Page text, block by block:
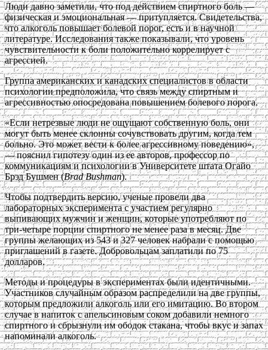
Люди давно заметили, что под действием спиртного боль —
физическая и эмоциональная — притупляется. Свидетельства,
что алкоголь повышает болевой порог, есть и в научной
литературе. Исследования также показывали, что уровень
чувствительности к боли положительно коррелирует с
агрессией.
Группа американских и канадских специалистов в области
психологии предположила, что связь между спиртным и
агрессивностью опосредована повышением болевого порога.
«Если нетрезвые люди не ощущают собственную боль, они
могут быть менее склонны сочувствовать другим, когда тем
больно. Это может вести к более агрессивному поведению»,
— пояснил гипотезу один из ее авторов, профессор по
коммуникациям и психологии в Университете штата Огайо
Брэд Бушмен (Brad Bushman).
Чтобы подтвердить версию, ученые провели два
лабораторных эксперимента с участием регулярно
выпивающих мужчин и женщин, которые употребляют по
три-четыре порции спиртного не менее раза в месяц. Две
группы желающих из 543 и 327 человек набрали с помощью
приглашений в газете. Добровольцам заплатили по 75
долларов.
Методы и процедуры в экспериментах были идентичными.
Участников случайным образом распределили на две группы,
которым предложили алкоголь или его имитацию. Во втором
случае в напиток с апельсиновым соком добавили немного
спиртного и сбрызнули им ободок стакана, чтобы вкус и запах
напоминали алкоголь.